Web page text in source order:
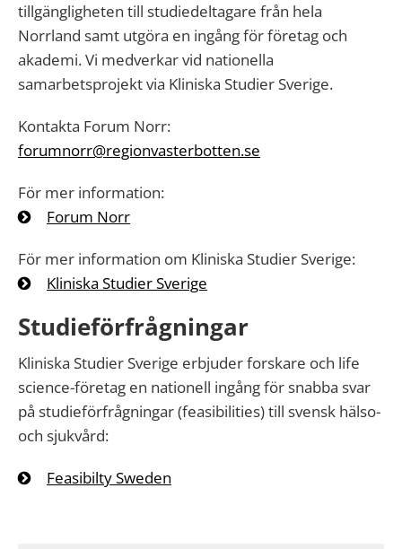
tillgängligheten till studiedeltagare från hela
Norrland samt utgöra en ingång för företag och
akademi. Vi medverkar vid nationella
samarbetsprojekt via Kliniska Studier Sverige.
Kontakta Forum Norr:
forumnorr@regionvasterbotten.se
För mer information:
Forum Norr
För mer information om Kliniska Studier Sverige:
Kliniska Studier Sverige
Studieförfrågningar
Kliniska Studier Sverige erbjuder forskare och life
science-företag en nationell ingång för snabba svar
på studieförfrågningar (feasibilities) till svensk hälso-
och sjukvård:
Feasibilty Sweden